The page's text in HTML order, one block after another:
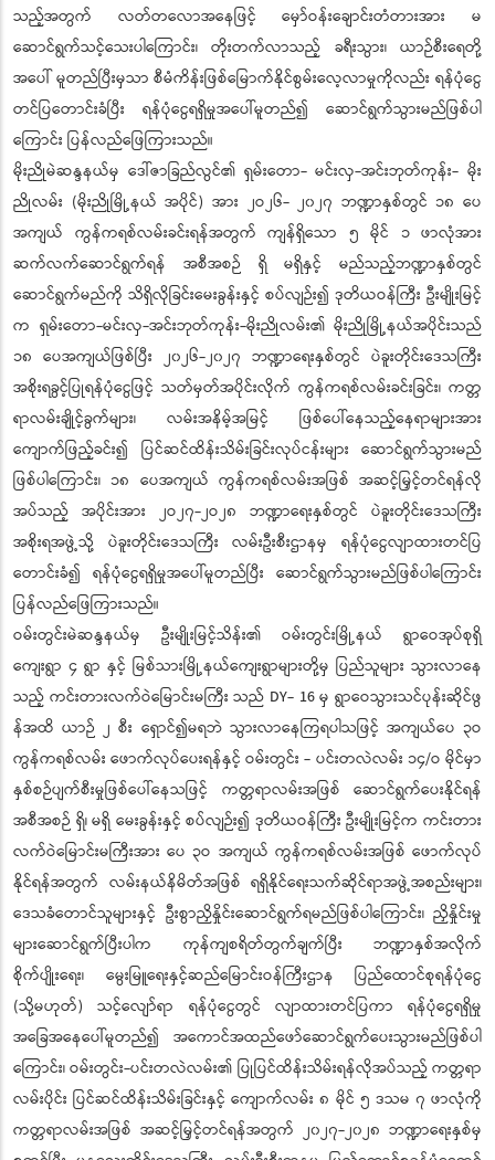
သည့်အတွက် လတ်တလောအနေဖြင့် မှော်ဝန်းချောင်းတံတားအား မ
ဆောင်ရွက်သင့်သေးပါကြောင်း၊ တိုးတက်လာသည့် ခရီးသွား၊ ယာဉ်စီးရေတို့
အပေါ် မူတည်ပြီးမှသာ စီမံကိန်းဖြစ်မြောက်နိုင်စွမ်းလေ့လာမှုကိုလည်း ရန်ပုံငွေ
တင်ပြတောင်းခံပြီး ရန်ပုံငွေရရှိမှုအပေါ်မူတည်၍ ဆောင်ရွက်သွားမည်ဖြစ်ပါ
ကြောင်း ပြန်လည်ဖြေကြားသည်။
မိုးညိုမဲဆန္ဒနယ်မှ ဒေါ်ဇာခြည်လွင်၏ ရှမ်းတော- မင်းလှ-အင်းဘုတ်ကုန်း- မိုး
ညိုလမ်း (မိုးညိုမြို့နယ် အပိုင်) အား ၂ဝ၂၆- ၂၀၂၇ ဘဏ္ဍာနှစ်တွင် ၁၈ ပေ
အကျယ် ကွန်ကရစ်လမ်းခင်းရန်အတွက် ကျန်ရှိသော ၅ မိုင် ၁ ဖာလုံအား
ဆက်လက်ဆောင်ရွက်ရန် အစီအစဉ် ရှိ မရှိနှင့် မည်သည့်ဘဏ္ဍာနှစ်တွင်
ဆောင်ရွက်မည်ကို သိရှိလိုခြင်းမေးခွန်းနှင့် စပ်လျဉ်း၍ ဒုတိယဝန်ကြီး ဦးမျိုးမြင့်
က ရှမ်းတော-မင်းလှ-အင်းဘုတ်ကုန်း-မိုးညိုလမ်း၏ မိုးညိုမြို့နယ်အပိုင်းသည်
၁၈ ပေအကျယ်ဖြစ်ပြီး ၂၀၂၆-၂၀၂၇ ဘဏ္ဍာရေးနှစ်တွင် ပဲခူးတိုင်းဒေသကြီး
အစိုးရခွင့်ပြုရန်ပုံငွေဖြင့် သတ်မှတ်အပိုင်းလိုက် ကွန်ကရစ်လမ်းခင်းခြင်း၊ ကတ္တ
ရာလမ်းချိုင့်ခွက်များ၊ လမ်းအနိမ့်အမြင့် ဖြစ်ပေါ်နေသည့်နေရာများအား
ကျောက်ဖြည့်ခင်း၍ ပြင်ဆင်ထိန်းသိမ်းခြင်းလုပ်ငန်းများ ဆောင်ရွက်သွားမည်
ဖြစ်ပါကြောင်း၊ ၁၈ ပေအကျယ် ကွန်ကရစ်လမ်းအဖြစ် အဆင့်မြှင့်တင်ရန်လို
အပ်သည့် အပိုင်းအား ၂ဝ၂၇-၂ဝ၂၈ ဘဏ္ဍာရေးနှစ်တွင် ပဲခူးတိုင်းဒေသကြီး
အစိုးရအဖွဲ့သို့ ပဲခူးတိုင်းဒေသကြီး လမ်းဦးစီးဌာနမှ ရန်ပုံငွေလျာထားတင်ပြ
တောင်းခံ၍ ရန်ပုံငွေရရှိမှုအပေါ်မူတည်ပြီး ဆောင်ရွက်သွားမည်ဖြစ်ပါကြောင်း
ပြန်လည်ဖြေကြားသည်။
ဝမ်းတွင်းမဲဆန္ဒနယ်မှ ဦးမျိုးမြင့်သိန်း၏ ဝမ်းတွင်းမြို့နယ် ရွာဝေအုပ်စုရှိ
ကျေးရွာ ၄ ရွာ နှင့် မြစ်သားမြို့နယ်ကျေးရွာများတို့မှ ပြည်သူများ သွားလာနေ
သည့် ကင်းတားလက်ဝဲမြောင်းမကြီး သည် DY- 16 မှ ရွာဝေသွားသင်ပုန်းဆိုင်ဖွ
န်အထိ ယာဉ် ၂ စီး ရှောင်၍မရဘဲ သွားလာနေကြရပါသဖြင့် အကျယ်ပေ ၃ဝ
ကွန်ကရစ်လမ်း ဖောက်လုပ်ပေးရန်နှင့် ဝမ်းတွင်း - ပင်းတလဲလမ်း ၁၄/ဝ မိုင်မှာ
နှစ်စဉ်ပျက်စီးမှုဖြစ်ပေါ်နေသဖြင့် ကတ္တရာလမ်းအဖြစ် ဆောင်ရွက်ပေးနိုင်ရန်
အစီအစဉ် ရှိ၊ မရှိ မေးခွန်းနှင့် စပ်လျဉ်း၍ ဒုတိယဝန်ကြီး ဦးမျိုးမြင့်က ကင်းတား
လက်ဝဲမြောင်းမကြီးအား ပေ ၃ဝ အကျယ် ကွန်ကရစ်လမ်းအဖြစ် ဖောက်လုပ်
နိုင်ရန်အတွက် လမ်းနယ်နိမိတ်အဖြစ် ရရှိနိုင်ရေးသက်ဆိုင်ရာအဖွဲ့အစည်းများ၊
ဒေသခံတောင်သူများနှင့် ဦးစွာညှိနှိုင်းဆောင်ရွက်ရမည်ဖြစ်ပါကြောင်း၊ ညှိနှိုင်းမှု
များဆောင်ရွက်ပြီးပါက ကုန်ကျစရိတ်တွက်ချက်ပြီး ဘဏ္ဍာနှစ်အလိုက်
စိုက်ပျိုးရေး၊ မွေးမြူရေးနှင့်ဆည်မြောင်းဝန်ကြီးဌာန ပြည်ထောင်စုရန်ပုံငွေ
(သို့မဟုတ်) သင့်လျော်ရာ ရန်ပုံငွေတွင် လျာထားတင်ပြကာ ရန်ပုံငွေရရှိမှု
အခြေအနေပေါ်မူတည်၍ အကောင်အထည်ဖော်ဆောင်ရွက်ပေးသွားမည်ဖြစ်ပါ
ကြောင်း၊ ဝမ်းတွင်း-ပင်းတလဲလမ်း၏ ပြုပြင်ထိန်းသိမ်းရန်လိုအပ်သည့် ကတ္တရာ
လမ်းပိုင်း ပြင်ဆင်ထိန်းသိမ်းခြင်းနှင့် ကျောက်လမ်း ၈ မိုင် ၅ ဒသမ ၇ ဖာလုံကို
ကတ္တရာလမ်းအဖြစ် အဆင့်မြှင့်တင်ရန်အတွက် ၂၀၂၇-၂၀၂၈ ဘဏ္ဍာရေးနှစ်မှ